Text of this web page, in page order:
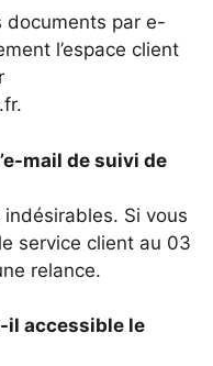
documents par e-
l’espace client
mail de suivi de
Si vous
service client au 03
relance.
il accessible le